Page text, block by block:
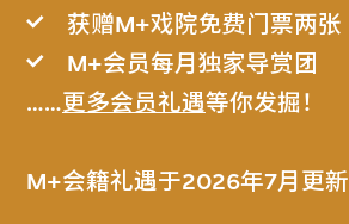
获赠M+戏院免费门票两张
M+会员每月独家导赏团
……更多会员礼遇等你发掘！
M+会籍礼遇于2026年7月更新